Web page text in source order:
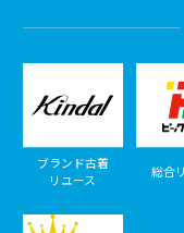
ブランド古着
リユース
総合